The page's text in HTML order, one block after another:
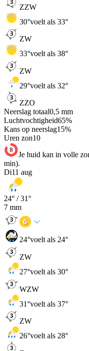
ZZW
30°voelt als 33°
ZW
33°voelt als 38°
ZW
29°voelt als 32°
ZZO
Neerslag totaal0,5 mm
Luchtvochtigheid65%
Kans op neerslag15%
Uren zon10
Je huid kan in volle
min).
Di11 aug
24° /31°
7 mm
24°voelt als 24°
ZW
27°voelt als 30°
WZW
31°voelt als 37°
ZW
26°voelt als 28°